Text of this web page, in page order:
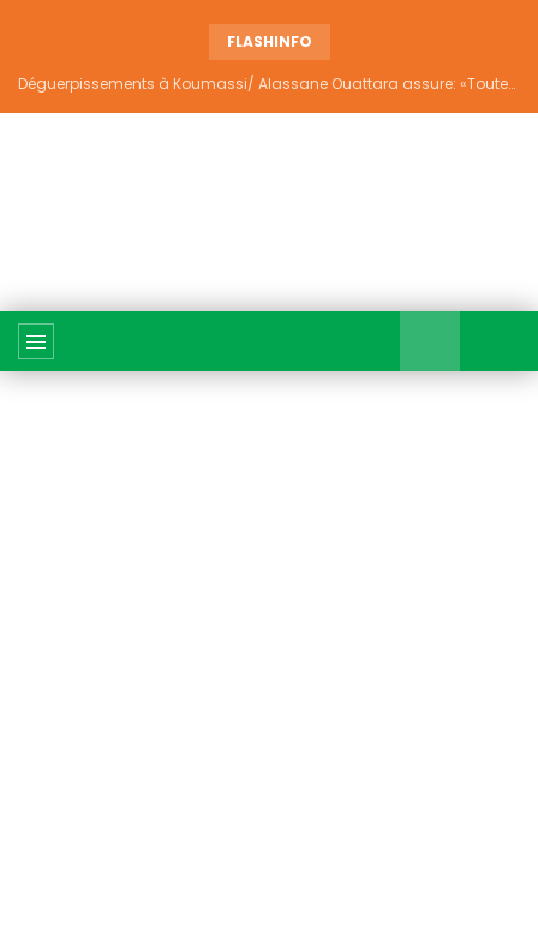
FLASHINFO
Déguerpissements à Koumassi/ Alassane Ouattara assure: «Toutes les responsabilités seront établies et elles donneront lieu aux sanctions prévues par la loi»